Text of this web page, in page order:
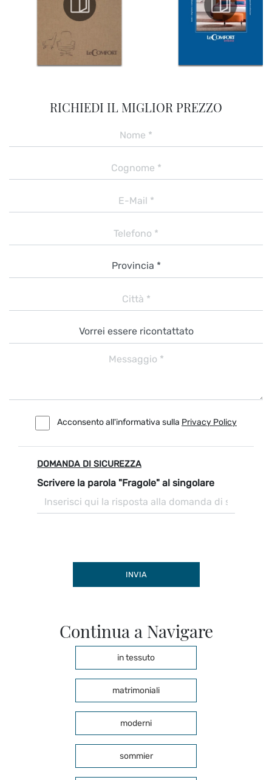
RICHIEDI IL MIGLIOR PREZZO
Acconsento all'informativa sulla Privacy Policy
DOMANDA DI SICUREZZA
Scrivere la parola "Fragole" al singolare
INVIA
Continua a Navigare
in tessuto
matrimoniali
moderni
sommier